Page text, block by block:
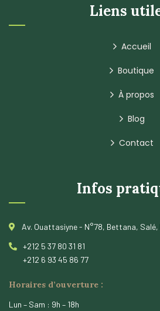
Liens
Accueil
Boutique
À propos
Blog
Contact
Infos
Av. Ouattasiyne - N°78, Bettana, Salé,
+212 5 37 80 31 81
+212 6 93 45 86 77
Horaires d’ouverture :
Lun – Sam : 9h – 18h